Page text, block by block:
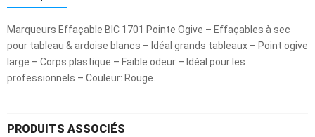
Marqueurs Effaçable BIC 1701 Pointe Ogive – Effaçables à sec
pour tableau & ardoise blancs – Idéal grands tableaux – Point ogive
large – Corps plastique – Faible odeur – Idéal pour les
professionnels – Couleur: Rouge.
PRODUITS ASSOCIÉS